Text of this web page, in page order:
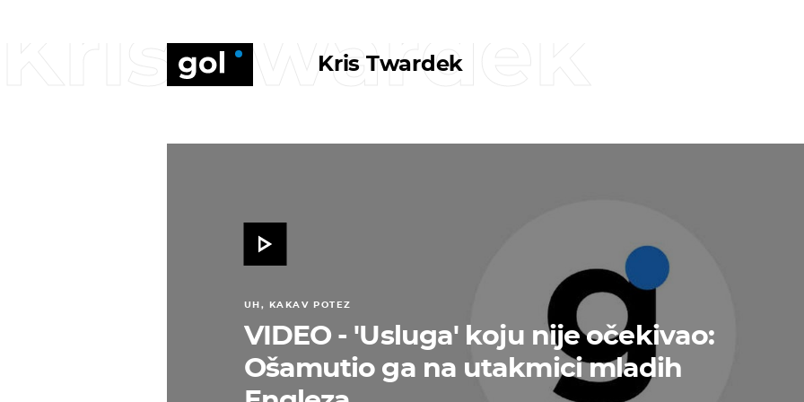
Kris Twardek
Kris Twardek
UH, KAKAV POTEZ
VIDEO - 'Usluga' koju nije očekivao:
Ošamutio ga na utakmici mladih